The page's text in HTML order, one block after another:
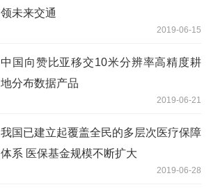
领未来交通
2019-06-15
中国向赞比亚移交10米分辨率高精度耕
地分布数据产品
2019-06-21
我国已建立起覆盖全民的多层次医疗保障
体系 医保基金规模不断扩大
2019-06-28